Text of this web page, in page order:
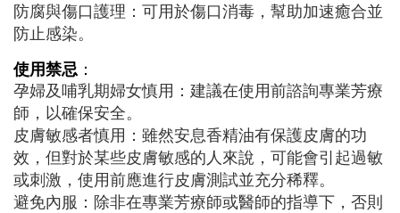
防腐與傷口護理：可用於傷口消毒，幫助加速癒合並
防止感染。
使用禁忌 ：
孕婦及哺乳期婦女慎用：建議在使用前諮詢專業芳療
師，以確保安全。
皮膚敏感者慎用：雖然安息香精油有保護皮膚的功
效，但對於某些皮膚敏感的人來說，可能會引起過敏
或刺激，使用前應進行皮膚測試並充分稀釋。
避免內服：除非在專業芳療師或醫師的指導下，否則